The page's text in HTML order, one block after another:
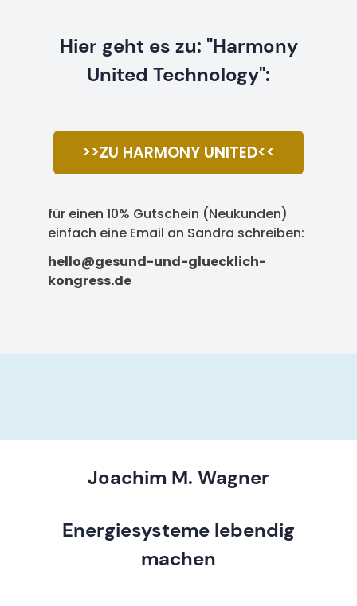
Hier geht es zu: "Harmony
United Technology":
>>ZU HARMONY UNITED<<
für einen 10% Gutschein (Neukunden)
einfach eine Email an Sandra schreiben:
hello@gesund-und-gluecklich-
kongress.de
Joachim M. Wagner
Energiesysteme lebendig
machen